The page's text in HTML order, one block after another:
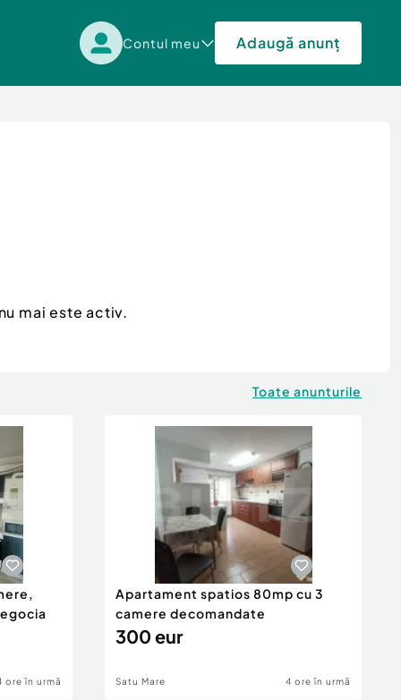
Contul meu Adaugă anunț
mai este activ.
Toate anunturile
ore în urmă
Apartament spatios 80mp cu 3
camere decomandate
300 eur
Satu Mare 4 ore în urmă